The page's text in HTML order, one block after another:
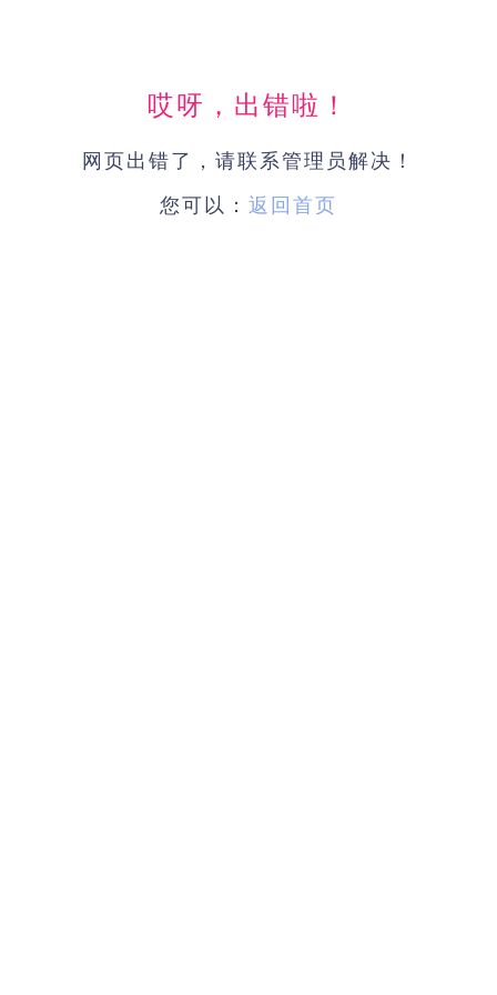
哎呀，出错啦！
网页出错了，请联系管理员解决！
您可以： 返回首页